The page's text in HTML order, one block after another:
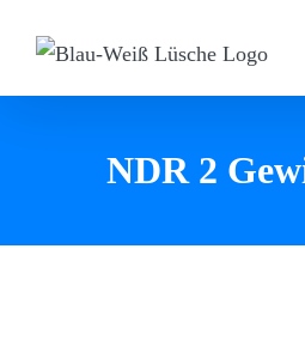
Inhalt
NDR 2